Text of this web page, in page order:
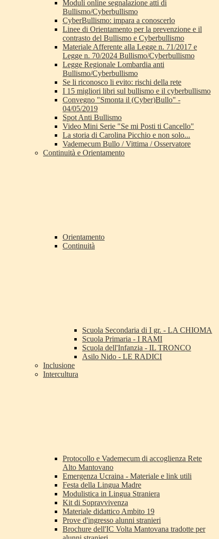
Moduli online segnalazione atti di
Bullismo/Cyberbullismo
CyberBullismo: impara a conoscerlo
Linee di Orientamento per la prevenzione e il
contrasto del Bullismo e Cyberbullismo
Materiale Afferente alla Legge n. 71/2017 e
Legge n. 70/2024 Bullismo/Cyberbullismo
Legge Regionale Lombardia anti
Bullismo/Cyberbullismo
Se li riconosco li evito: rischi della rete
I 15 migliori libri sul bullismo e il cyberbullismo
Convegno "Smonta il (Cyber)Bullo" -
04/05/2019
Spot Anti Bullismo
Video Mini Serie "Se mi Posti ti Cancello"
La storia di Carolina Picchio e non solo...
Vademecum Bullo / Vittima / Osservatore
Continuità e Orientamento
Orientamento
Continuità
Scuola Secondaria di I gr. - LA CHIOMA
Scuola Primaria - I RAMI
Scuola dell'Infanzia - IL TRONCO
Asilo Nido - LE RADICI
Inclusione
Intercultura
Protocollo e Vademecum di accoglienza Rete
Alto Mantovano
Emergenza Ucraina - Materiale e link utili
Festa della Lingua Madre
Modulistica in Lingua Straniera
Kit di Sopravvivenza
Materiale didattico Ambito 19
Prove d'ingresso alunni stranieri
Brochure dell'IC Volta Mantovana tradotte per